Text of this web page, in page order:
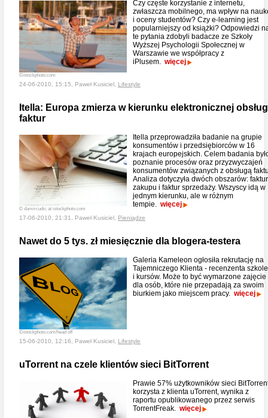
©istockphoto.com
Czy częste korzystanie z internetu,
zwłaszcza mobilnego, ma wpływ na
i oceny studentów? Czy e-learning jest
popularniejszy od książki? Odpowiedzi
te pytania zdobyli badacze ze Szkoły
Wyższej Psychologii Społecznej w
Warszawie we współpracy z
iPlusem. więcej
24-06-2010, 15:15, Paweł Kusiciel, Lifestyle
Itella: Europa zmierza w kierunku elektronicznej
faktur
© damircudic at istockphoto.com
Itella przeprowadziła badanie na grupie
konsumentów i przedsiębiorców w 16
krajach europejskich. Celem badania
poznanie procesów oraz przyzwyczajeń
konsumentów związanych z obsługą
Analiza dotyczyła dwóch obszarów: faktur
zakupu i faktur sprzedaży. Wszyscy idą w
jednym kierunku, ale w różnym
tempie. więcej
17-06-2010, 21:31, Paweł Kusiciel, Pieniądze
Nawet do 5 tys. zł miesięcznie dla blogera-testera
©istockphoto.com/head off
Galeria Kameleon ogłosiła rekrutację na
Tajemniczego Klienta - recenzenta
i kursów. Może to być wymarzone zajęcie
dla osób, które nie przepadają za swoim
biurkiem jako miejscem pracy. więcej
15-06-2010, 12:16, Paweł Kusiciel, Lifestyle
uTorrent na czele klientów sieci BitTorrent
Prawie 57% użytkowników sieci
korzysta z klienta uTorrent, wynika z
raportu opublikowanego przez serwis
TorrentFreak. więcej